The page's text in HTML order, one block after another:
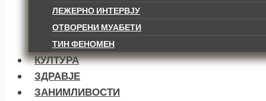
ЛЕЖЕРНО ИНТЕРВЈУ
ОТВОРЕНИ МУАБЕТИ
ТИН ФЕНОМЕН
КУЛТУРА
ЗДРАВЈЕ
ЗАНИМЛИВОСТИ